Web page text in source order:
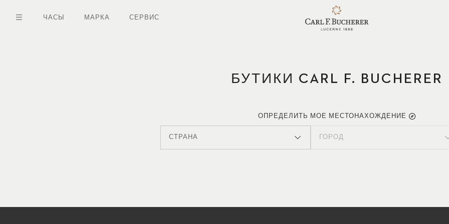
ЧАСЫ МАРКА СЕРВИС
БУТИКИ CARL F. BUCHERER
ОПРЕДЕЛИТЬ МОЕ МЕСТОНАХОЖДЕНИЕ
СТРАНА ГОРОД